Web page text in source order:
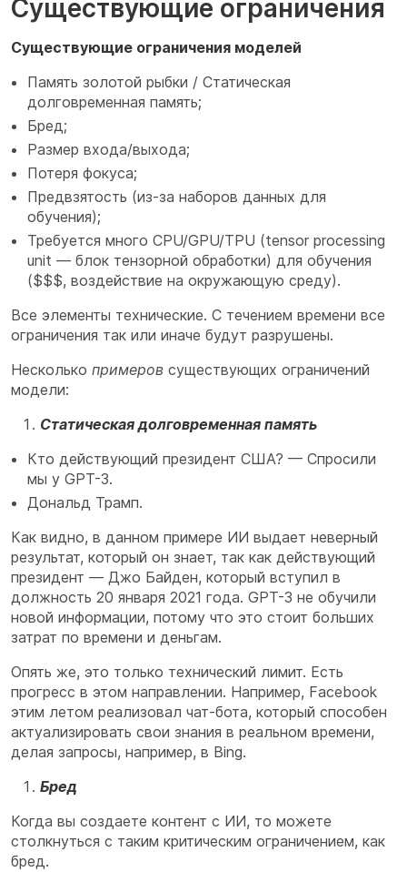
Существующие ограничения
Существующие ограничения моделей
Память золотой рыбки / Статическая
долговременная память;
Бред;
Размер входа/выхода;
Потеря фокуса;
Предвзятость (из-за наборов данных для
обучения);
Требуется много CPU/GPU/TPU (tensor processing
unit — блок тензорной обработки) для обучения
($$$, воздействие на окружающую среду).
Все элементы технические. С течением времени все
ограничения так или иначе будут разрушены.
Несколько примеров существующих ограничений
модели:
Статическая долговременная память
Кто действующий президент США? — Спросили
мы у GPT-3.
Дональд Трамп.
Как видно, в данном примере ИИ выдает неверный
результат, который он знает, так как действующий
президент — Джо Байден, который вступил в
должность 20 января 2021 года. GPT-3 не обучили
новой информации, потому что это стоит больших
затрат по времени и деньгам.
Опять же, это только технический лимит. Есть
прогресс в этом направлении. Например, Facebook
этим летом реализовал чат-бота, который способен
актуализировать свои знания в реальном времени,
делая запросы, например, в Bing.
Бред
Когда вы создаете контент с ИИ, то можете
столкнуться с таким критическим ограничением, как
бред.